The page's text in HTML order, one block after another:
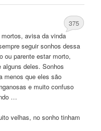
375
avisa da vinda
seguir sonhos dessa
ou parente estar morto,
deles. Sonhos
menos que eles são
e muito confuso
…
velhas, no sonho tinham